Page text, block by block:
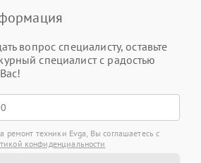
вопрос специалисту, оставьте
специалист с радостью
ремонт техники Evga, Вы соглашаетесь с
конфиденциальности